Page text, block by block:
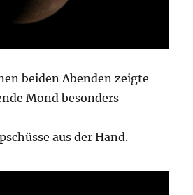
beiden Abenden zeigte
Mond besonders
aus der Hand.